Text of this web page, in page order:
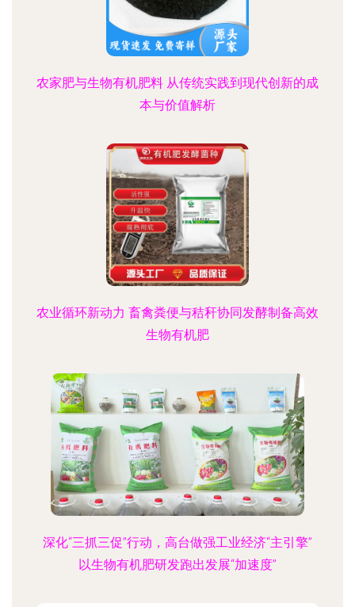
农家肥与生物有机肥料 从传统实践到现代创新的成
本与价值解析
农业循环新动力 畜禽粪便与秸秆协同发酵制备高效
生物有机肥
深化“三抓三促”行动，高台做强工业经济“主引擎”
以生物有机肥研发跑出发展“加速度”